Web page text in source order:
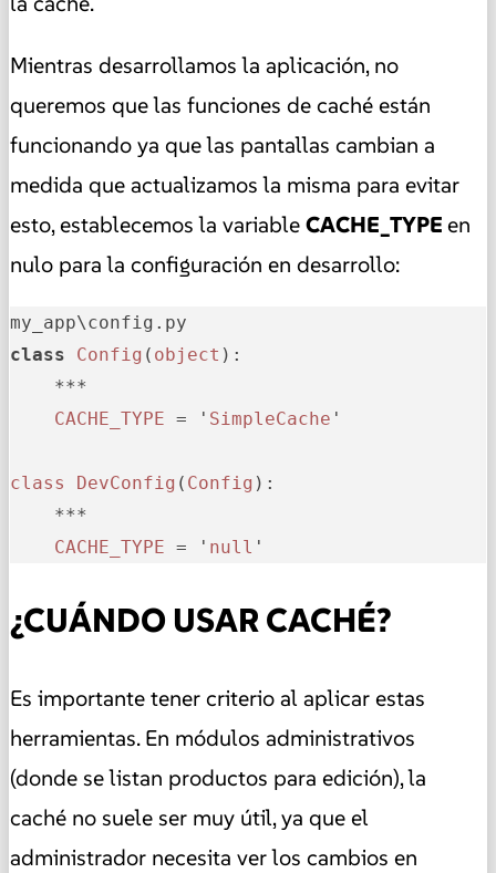
Mientras desarrollamos la aplicación, no
queremos que las funciones de caché están
funcionando ya que las pantallas cambian a
medida que actualizamos la misma para evitar
esto, establecemos la variableCACHE_TYPEen
nulo para la configuración en desarrollo:
class
Config ( object ):
***
CACHE_TYPE = ' SimpleCache '
class DevConfig ( Config ):
***
CACHE_TYPE = ' null '
¿CUÁNDO USAR CACHÉ?
Es importante tener criterio al aplicar estas
herramientas. En módulos administrativos
(donde se listan productos para edición), la
caché no suele ser muy útil, ya que el
administrador necesita ver los cambios en